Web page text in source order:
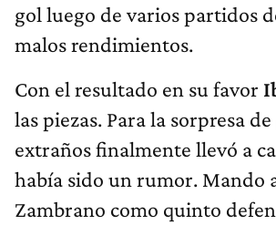
gol luego de varios partidos
malos rendimientos.
Con el resultado en su favor
las piezas. Para la sorpresa
extraños finalmente llevó a
había sido un rumor. Mando
Zambrano como quinto